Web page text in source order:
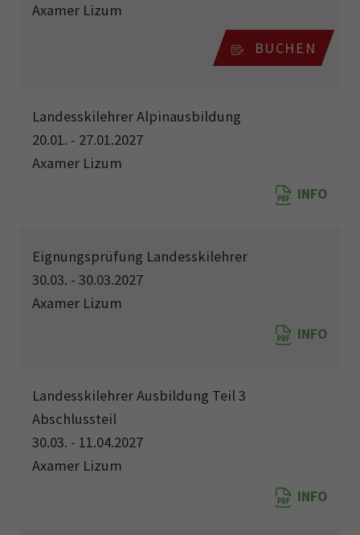
Axamer Lizum
BUCHEN
Landesskilehrer Alpinausbildung
20.01. - 27.01.2027
Axamer Lizum
INFO
Eignungsprüfung Landesskilehrer
30.03. - 30.03.2027
Axamer Lizum
INFO
Landesskilehrer Ausbildung Teil 3
Abschlussteil
30.03. - 11.04.2027
Axamer Lizum
INFO